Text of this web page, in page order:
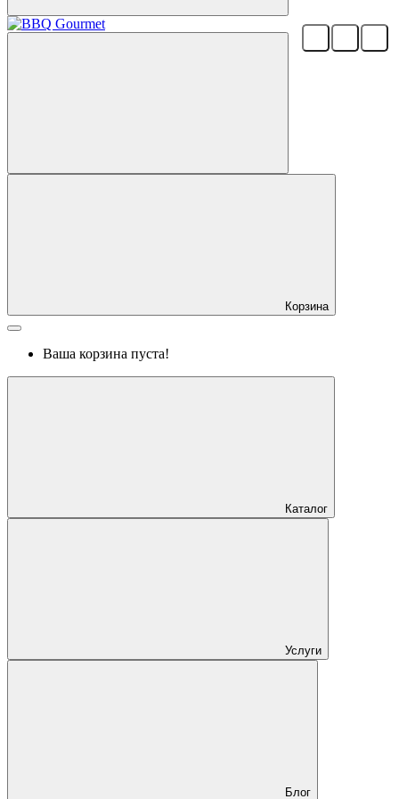
Корзина
Ваша корзина пуста!
Каталог
Услуги
Блог